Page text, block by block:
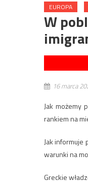
EUROPA
W
16 marca
Jak możemy
rankiem na
Jak informuje
warunki na
Greckie